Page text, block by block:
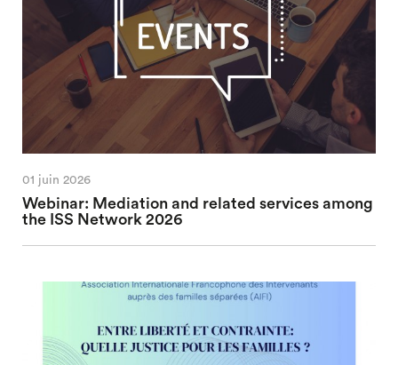
01 juin 2026
Webinar: Mediation and related services among
the ISS Network 2026